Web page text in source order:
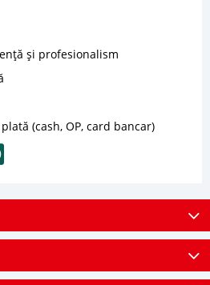
și profesionalism
(cash, OP, card bancar)